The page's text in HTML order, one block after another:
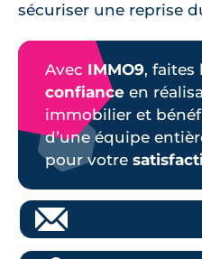
sécuriser une reprise
Avec IMMO9, faites
confiance en
immobilier et
d’une équipe
pour votre